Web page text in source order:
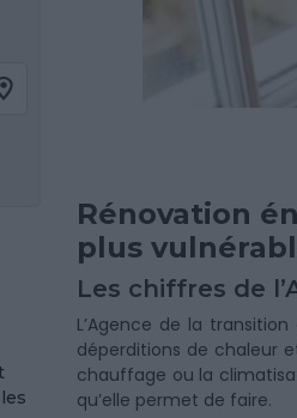
Rénovation
plus
Les chiffres de
L’Agence de la
déperditions de chaleur
chauffage ou la
qu’elle permet de faire.